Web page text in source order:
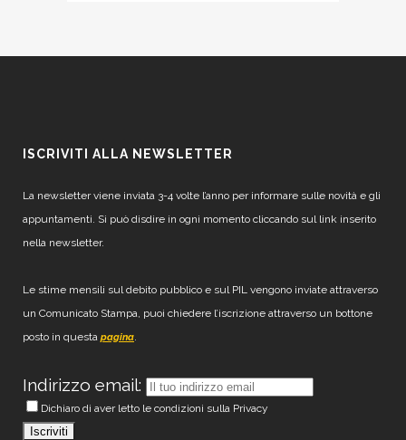
ISCRIVITI ALLA NEWSLETTER
La newsletter viene inviata 3-4 volte l’anno per informare sulle novità e gli
appuntamenti. Si può disdire in ogni momento cliccando sul link inserito
nella newsletter.
Le stime mensili sul debito pubblico e sul PIL vengono inviate attraverso
un Comunicato Stampa, puoi chiedere l’iscrizione attraverso un bottone
posto in questa pagina.
Indirizzo email:
Dichiaro di aver letto le condizioni sulla Privacy